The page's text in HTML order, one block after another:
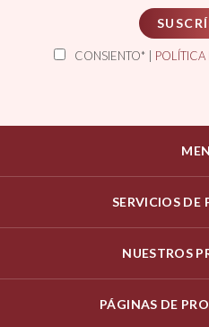
CONSIENTO* | POLÍTICA
SERVICIOS DE
NUESTROS
PÁGINAS DE